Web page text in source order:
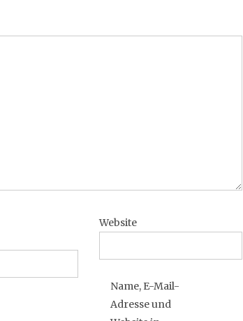
Website
Name, E-Mail-
Adresse und